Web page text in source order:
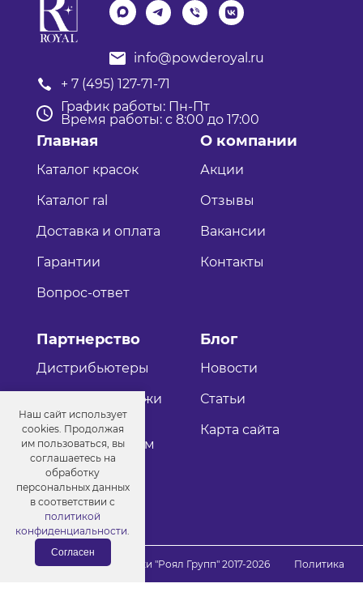
info@powderoyal.ru
+ 7 (495) 127-71-71
График работы: Пн-Пт
Время работы: с 8:00 до 17:00
Главная
Каталог красок
Каталог ral
Доставка и оплата
Гарантии
Вопрос-ответ
О компании
Акции
Отзывы
Вакансии
Контакты
Партнерство
Дистрибьютеры
Оптовые продажи
Как стать
дистрибьютером
Блог
Новости
Статьи
Карта сайта
© Порошковые краски "Роял Групп" 2017-2026
Политика
конфиденциальности
Наш сайт использует
cookies. Продолжая
им пользоваться, вы
соглашаетесь на
обработку
персональных данных
в соответствии с
политикой
конфиденциальности.
Согласен